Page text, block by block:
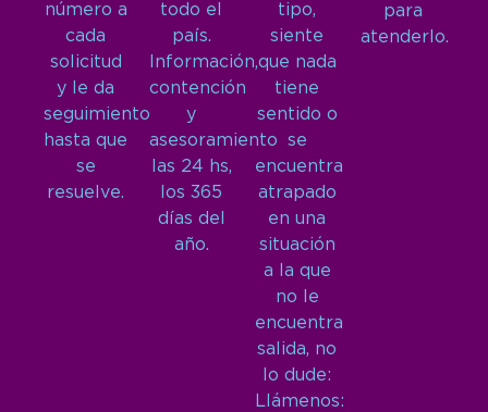
número a
cada
solicitud
y le da
seguimiento
hasta que
se
resuelve.
todo el
país.
Información,
contención
y
asesoramiento
las 24 hs,
los 365
días del
año.
tipo,
siente
que nada
tiene
sentido o
se
encuentra
atrapado
en una
situación
a la que
no le
encuentra
salida, no
lo dude:
Llámenos:
para
atenderlo.